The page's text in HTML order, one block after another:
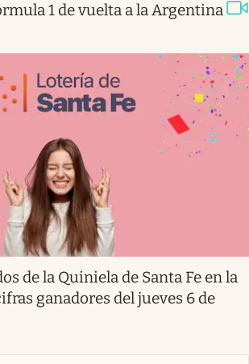
1 de vuelta a la Argentina
de la Quiniela de Santa Fe en la
ganadores del jueves 6 de